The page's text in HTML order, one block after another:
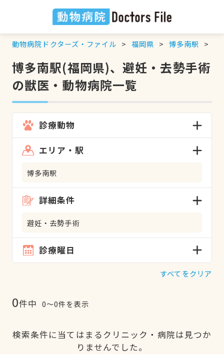
動物病院ドクターズ・ファイル 福岡県 博多南駅
博多南駅(福岡県)、避妊・去勢手術
の獣医・動物病院一覧
診療動物
エリア・駅
博多南駅
詳細条件
避妊・去勢手術
診療曜日
すべてをクリア
0件中 0〜0件を表示
検索条件に当てはまるクリニック・病院は見つか
りませんでした。